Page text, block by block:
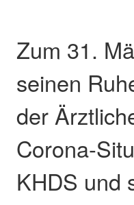
Zum 31.
seinen
der
Corona-
KHDS und